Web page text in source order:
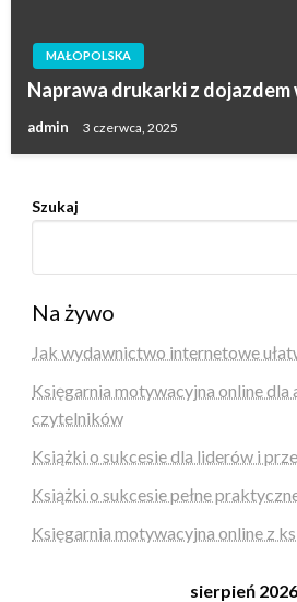
MAŁOPOLSKA
Naprawa drukarki z dojazdem
admin 3 czerwca, 2025
Szukaj
Na żywo
Jak wydawnictwo internetowe
Księgarnia motywacyjna online dla
czytelników
Książki o sukcesie dla liderów i
Książki o sukcesie pełne
Księgarnia motywacyjna online z
sierpień 2026